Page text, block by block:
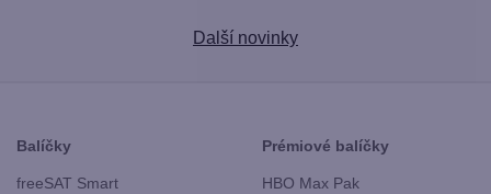
Další novinky
Balíčky
freeSAT Smart
Prémiové balíčky
HBO Max Pak